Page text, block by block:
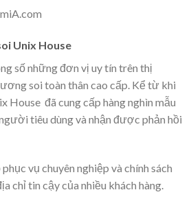
Unix House
số những đơn vị uy tín trên thị
soi toàn thân cao cấp. Kể từ khi
House đã cung cấp hàng nghìn mẫu
tiêu dùng và nhận được phản hồi
vụ chuyên nghiệp và chính sách
chỉ tin cậy của nhiều khách hàng.